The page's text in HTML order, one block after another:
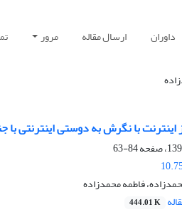
داوران ارسال مقاله مرور
اینترنت با نگرش به دوستی اینترنتی
84-63
فاطمه محمدزاده
444.01 K